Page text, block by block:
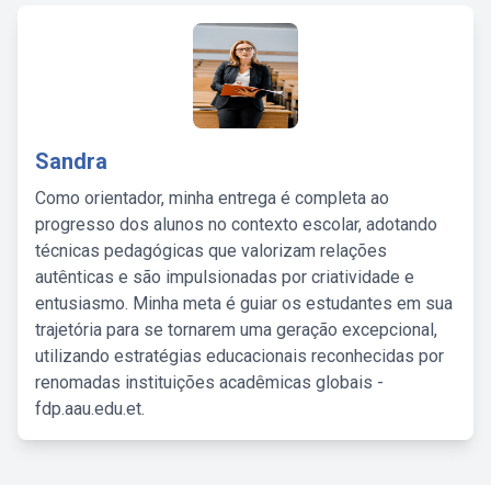
Sandra
Como orientador, minha entrega é completa ao
progresso dos alunos no contexto escolar, adotando
técnicas pedagógicas que valorizam relações
autênticas e são impulsionadas por criatividade e
entusiasmo. Minha meta é guiar os estudantes em sua
trajetória para se tornarem uma geração excepcional,
utilizando estratégias educacionais reconhecidas por
renomadas instituições acadêmicas globais -
fdp.aau.edu.et.